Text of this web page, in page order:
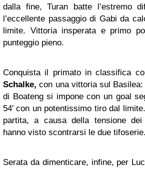
dalla fine, Turan batte l’estremo
l’eccellente passaggio di Gabi da
limite. Vittoria insperata e primo
punteggio pieno.
Conquista il primato in classifica
Schalke, con una vittoria sul
di Boateng si impone con un goal
54′ con un potentissimo tiro dal
partita, a causa della tensione
hanno visto scontrarsi le due tifoserie.
Serata da dimenticare, infine, per